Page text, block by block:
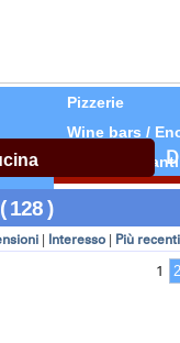
Pizzerie
Wine bars /
Tutti Ristoranti
128 )
Interesso Più recenti
1 2